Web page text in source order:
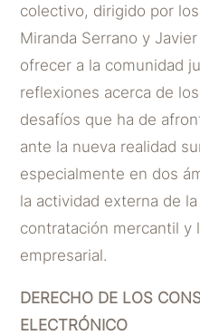
colectivo, dirigido por
Miranda Serrano y
ofrecer a la comunidad
reflexiones acerca de
desafíos que ha de
ante la nueva realidad
especialmente en dos
la actividad externa de
contratación mercantil y
empresarial.
DERECHO DE LOS
ELECTRÓNICO